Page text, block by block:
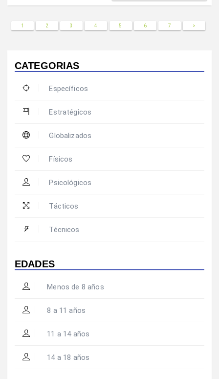
1 2 3 4 5 6 7 >
CATEGORIAS
Específicos
Estratégicos
Globalizados
Físicos
Psicológicos
Tácticos
Técnicos
EDADES
Menos de 8 años
8 a 11 años
11 a 14 años
14 a 18 años